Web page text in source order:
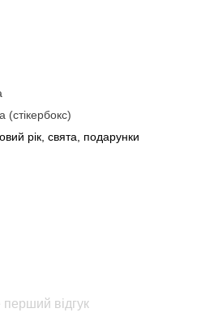
(стікербокс)
рік, свята, подарунки
відгук